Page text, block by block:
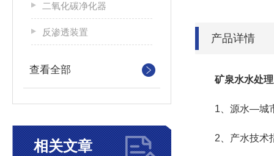
二氧化碳净化器
反渗透装置
查看全部
相关文章
产品详情
矿泉水水处
1、源水—城
2、产水技术指